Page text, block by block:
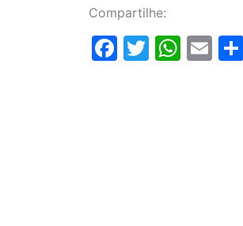
Compartilhe:
F
T
W E